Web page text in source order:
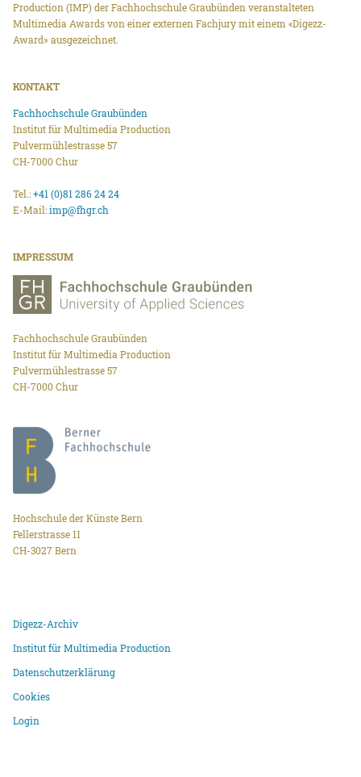
Production (IMP) der Fachhochschule Graubünden veranstalteten
Multimedia Awards von einer externen Fachjury mit einem «Digezz-
Award» ausgezeichnet.
KONTAKT
Fachhochschule Graubünden
Institut für Multimedia Production
Pulvermühlestrasse 57
CH-7000 Chur
Tel.:+41 (0)81 286 24 24
E-Mail:imp@fhgr.ch
IMPRESSUM
Fachhochschule Graubünden
Institut für Multimedia Production
Pulvermühlestrasse 57
CH-7000 Chur
Hochschule der Künste Bern
Fellerstrasse 11
CH-3027 Bern
Digezz-Archiv
Institut für Multimedia Production
Datenschutzerklärung
Cookies
Login